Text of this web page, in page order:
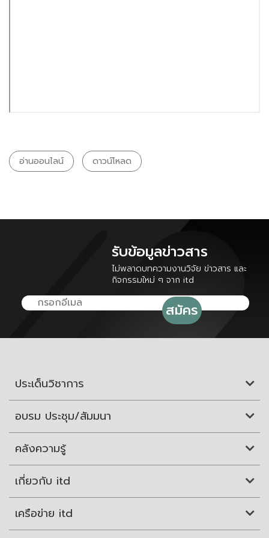
อ่านออนไลน์ ดาวน์โหลด
รับข้อมูลข่าวสาร
ไม่พลาดบทความงานวิจัย ข่าวสาร และ
กิจกรรมใหม่ ๆ จาก itd
ประเด็นวิชาการ
อบรม ประชุม/สัมมนา
คลังความรู้
เกี่ยวกับ itd
เครือข่าย itd